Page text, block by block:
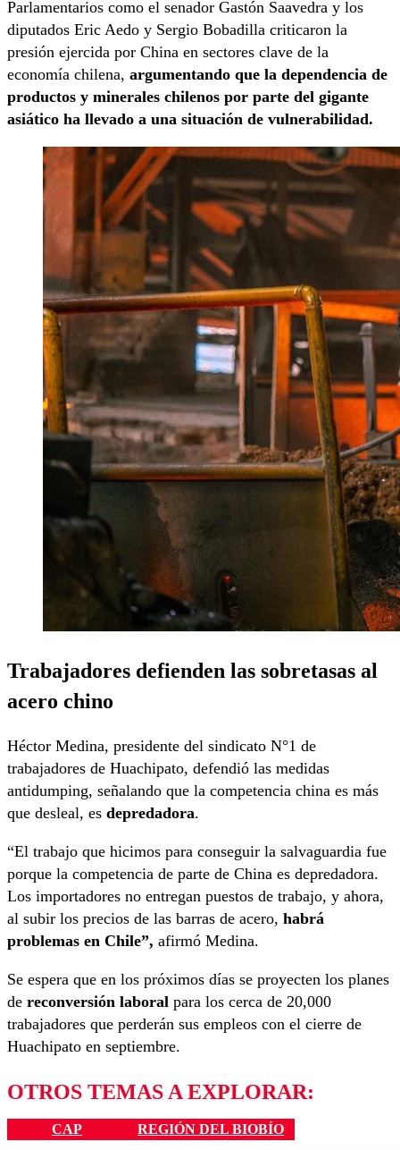
Parlamentarios como el senador Gastón Saavedra y los
diputados Eric Aedo y Sergio Bobadilla criticaron la
presión ejercida por China en sectores clave de la
economía chilena, argumentando que la dependencia de
productos y minerales chilenos por parte del gigante
asiático ha llevado a una situación de vulnerabilidad.
Trabajadores defienden las sobretasas al
acero chino
Héctor Medina, presidente del sindicato N°1 de
trabajadores de Huachipato, defendió las medidas
antidumping, señalando que la competencia china es más
que desleal, es depredadora.
“El trabajo que hicimos para conseguir la salvaguardia fue
porque la competencia de parte de China es depredadora.
Los importadores no entregan puestos de trabajo, y ahora,
al subir los precios de las barras de acero, habrá
problemas en Chile”, afirmó Medina.
Se espera que en los próximos días se proyecten los planes
de reconversión laboral para los cerca de 20,000
trabajadores que perderán sus empleos con el cierre de
Huachipato en septiembre.
OTROS TEMAS A EXPLORAR:
CAP REGIÓN DEL BIOBÍO